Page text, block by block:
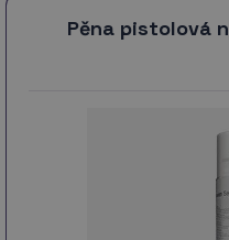
Pěna pistolová